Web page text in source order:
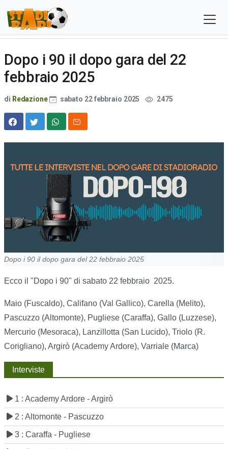
Dopo i 90 il dopo gara del 22
febbraio 2025
di Redazione sabato 22 febbraio 2025 2475
Dopo i 90 il dopo gara del 22 febbraio 2025
Ecco il "Dopo i 90" di sabato 22 febbraio 2025.
Maio (Fuscaldo), Califano (Val Gallico), Carella (Melito),
Pascuzzo (Altomonte), Pugliese (Caraffa), Gallo (Luzzese),
Mercurio (Mesoraca), Lanzillotta (San Lucido), Triolo (R.
Corigliano), Argirò (Academy Ardore), Varriale (Marca)
Interviste
1 : Academy Ardore - Argirò
2 : Altomonte - Pascuzzo
3 : Caraffa - Pugliese